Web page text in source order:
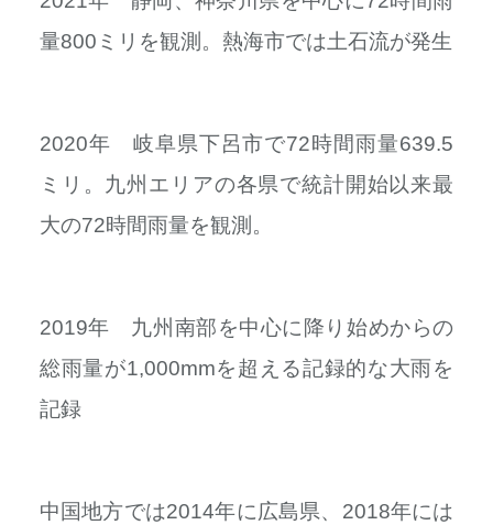
量800ミリを観測。熱海市では土石流が発生
2020年 岐阜県下呂市で72時間雨量639.5
ミリ。九州エリアの各県で統計開始以来最
大の72時間雨量を観測。
2019年 九州南部を中心に降り始めからの
総雨量が1,000mmを超える記録的な大雨を
記録
中国地方では2014年に広島県、2018年には